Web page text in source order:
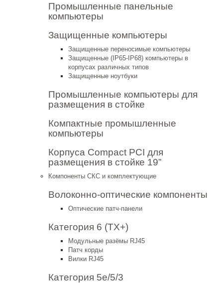
Промышленные панельные
компьютеры
Защищенные компьютеры
Защищенные переносимые компьютеры
Защищенные (IP65-IP68) компьютеры в
корпусах различных типов
Защищенные ноутбуки
Промышленные компьютеры для
размещения в стойке
Компактные промышленные
компьютеры
Корпуса Compact PCI для
размещения в стойке 19”
Компоненты СКС и комплектующие
Волоконно-оптические компоненты
Оптические патч-панели
Категория 6 (TX+)
Модульные разёмы RJ45
Патч корды
Вилки RJ45
Категория 5е/5/3